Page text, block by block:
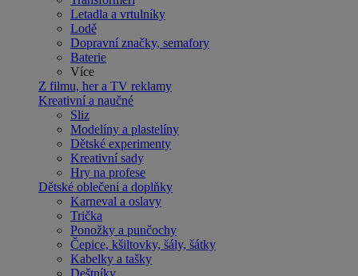
Letadla a vrtulníky
Lodě
Dopravní značky, semafory
Baterie
Více
Z filmu, her a TV reklamy
Kreativní a naučné
Sliz
Modelíny a plastelíny
Dětské experimenty
Kreativní sady
Hry na profese
Dětské oblečení a doplňky
Karneval a oslavy
Trička
Ponožky a punčochy
Čepice, kšiltovky, šály, šátky
Kabelky a tašky
Deštníky